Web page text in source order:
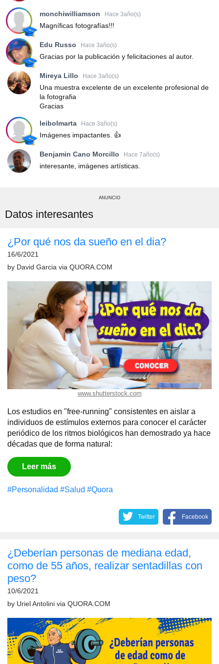
monchiwilliamson Hace 3año(s)
Magníficas fotografías!!!
Edu Russo Hace 3año(s)
Gracias por la publicación y felicitaciones al autor.
Mireya Lillo Hace 3año(s)
Una muestra excelente de un excelente profesional de
la fotografia
Gracias
leibolmarta Hace 3año(s)
Imágenes impactantes. 👍
Benjamin Cano Morcillo Hace 7año(s)
interesante, imágenes artísticas.
ANUNCIO
Datos interesantes
¿Por qué nos da sueño en el dia?
16/6/2021
by David Garcia via QUORA.COM
www.shutterstock.com
Los estudios en "free-running" consistentes en aislar a
individuos de estímulos externos para conocer el carácter
periódico de los ritmos biológicos han demostrado ya hace
décadas que de forma natural:
Leer más
#Personalidad #Salud #Quora
Twitter Facebook
¿Deberían personas de mediana edad,
como de 55 años, realizar sentadillas con
peso?
10/6/2021
by Uriel Antolini via QUORA.COM